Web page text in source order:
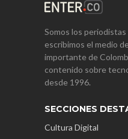
Somos los
escribimos el medio
importante de
contenido sobre
desde 1996.
SECCIONES
Cultura Digital